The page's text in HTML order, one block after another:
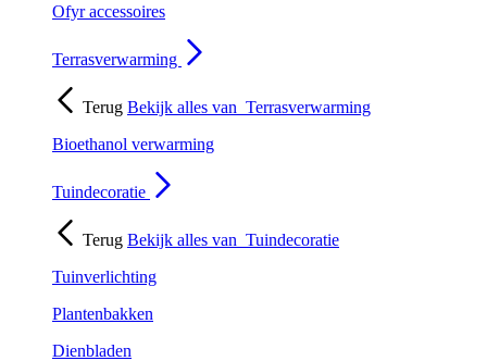
Ofyr accessoires
Terrasverwarming
Terug Bekijk alles van Terrasverwarming
Bioethanol verwarming
Tuindecoratie
Terug Bekijk alles van Tuindecoratie
Tuinverlichting
Plantenbakken
Dienbladen